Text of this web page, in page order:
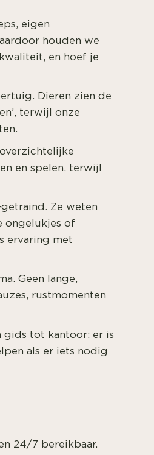
eigen
houden we
en hoef je
Dieren zien de
terwijl onze
en spelen, terwijl
Ze weten
ongelukjes of
ervaring met
Geen lange,
rustmomenten
gids tot kantoor: er is
als er iets nodig
24/7 bereikbaar.